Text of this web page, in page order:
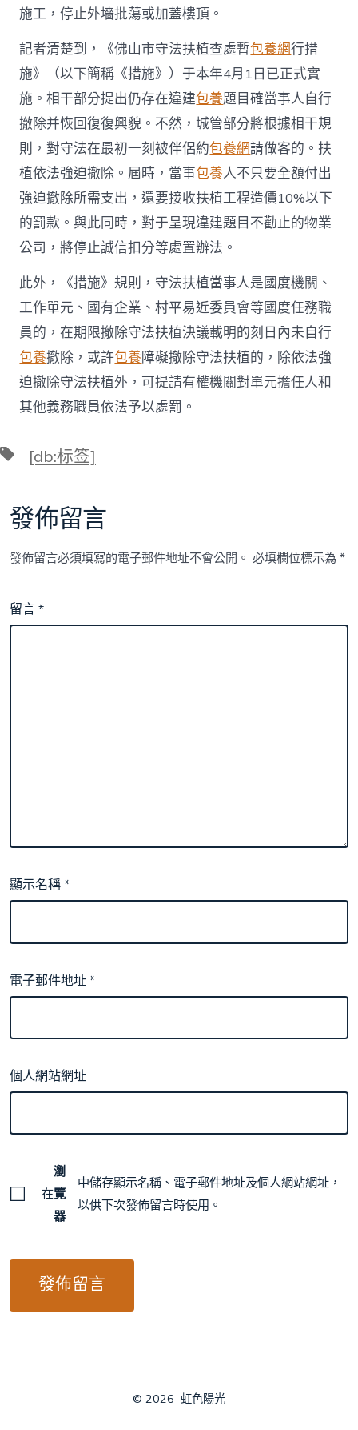
施工，停止外墻批蕩或加蓋樓頂。
記者清楚到，《佛山市守法扶植查處暫包養網行措
施》（以下簡稱《措施》）于本年4月1日已正式實
施。相干部分提出仍存在違建包養題目確當事人自行
撤除并恢回復復興貌。不然，城管部分將根據相干規
則，對守法在最初一刻被伴侶約包養網請做客的。扶
植依法強迫撤除。屆時，當事包養人不只要全額付出
強迫撤除所需支出，還要接收扶植工程造價10%以下
的罰款。與此同時，對于呈現違建題目不勸止的物業
公司，將停止誠信扣分等處置辦法。
此外，《措施》規則，守法扶植當事人是國度機關、
工作單元、國有企業、村平易近委員會等國度任務職
員的，在期限撤除守法扶植決議載明的刻日內未自行
包養撤除，或許包養障礙撤除守法扶植的，除依法強
迫撤除守法扶植外，可提請有權機關對單元擔任人和
其他義務職員依法予以處罰。
標 [db:标签]
發佈留言
發佈留言必須填寫的電子郵件地址不會公開。 必填欄位標示為*
留言*
顯示名稱*
電子郵件地址*
個人網站網址
在
瀏
覽
器
中儲存顯示名稱、電子郵件地址及個人網站網址，
以供下次發佈留言時使用。
© 2026 虹色陽光